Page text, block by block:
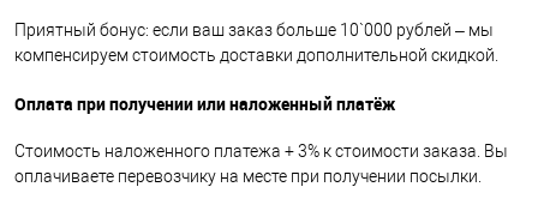
Приятный бонус: если ваш заказ больше 10`000 рублей – мы
компенсируем стоимость доставки дополнительной скидкой.
Оплата при получении или наложенный платёж
Стоимость наложенного платежа + 3% к стоимости заказа. Вы
оплачиваете перевозчику на месте при получении посылки.